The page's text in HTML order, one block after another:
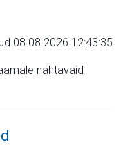
08.08.2026 12:43:35
nähtavaid